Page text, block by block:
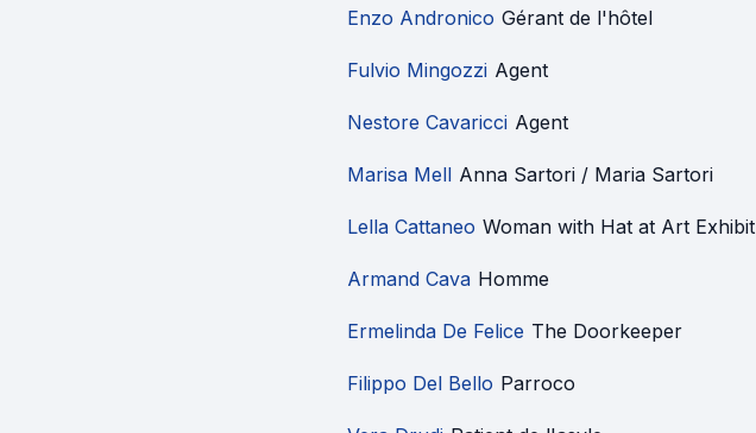
Enzo Andronico Gérant de l'hôtel
Fulvio Mingozzi Agent
Nestore Cavaricci Agent
Marisa Mell Anna Sartori / Maria Sartori
Lella Cattaneo Woman with Hat at Art Exhibit
Armand Cava Homme
Ermelinda De Felice The Doorkeeper
Filippo Del Bello Parroco